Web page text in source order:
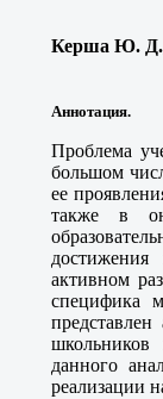
Керша Ю.
Аннотация.
Проблема
большом
ее
также в
достижения
активном
специфика
школьников
данного
реализации